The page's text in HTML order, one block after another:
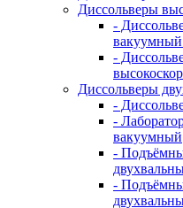
Диссольверы
-
вакуумный
-
Диссольверы
-
-
вакуумный
-
-